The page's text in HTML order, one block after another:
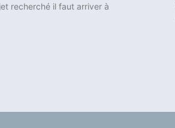
recherché il faut arriver à